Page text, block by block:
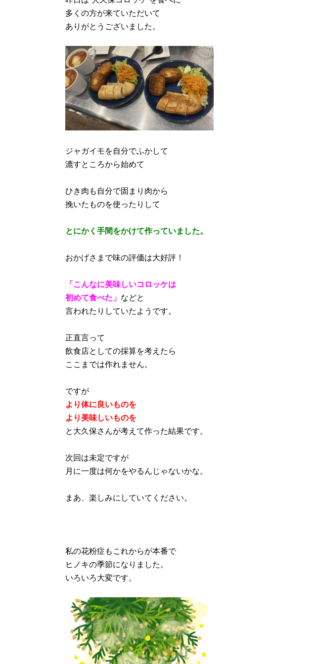
多くの方が来ていただいて
ありがとうございました。
ジャガイモを自分でふかして
漉すところから始めて
ひき肉も自分で固まり肉から
挽いたものを使ったりして
とにかく手間をかけて作っていました。
おかげさまで味の評価は大好評！
「こんなに美味しいコロッケは
初めて食べた」 などと
言われたりしていたようです。
正直言って
飲食店としての採算を考えたら
ここまでは作れません。
ですが
より体に良いものを
より美味しいものを
と大久保さんが考えて作った結果です。
次回は未定ですが
月に一度は何かをやるんじゃないかな。
まあ、楽しみにしていてください。
私の花粉症もこれからが本番で
ヒノキの季節になりました。
いろいろ大変です。